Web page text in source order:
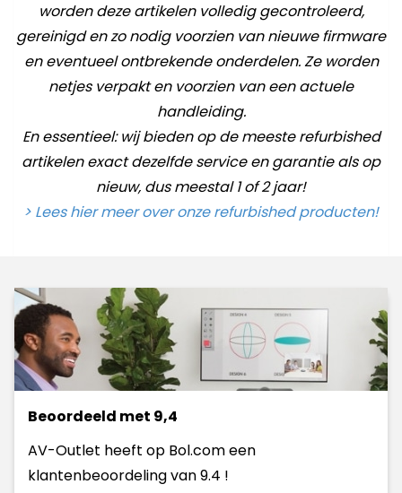
worden deze artikelen volledig gecontroleerd,
gereinigd en zo nodig voorzien van nieuwe firmware
en eventueel ontbrekende onderdelen. Ze worden
netjes verpakt en voorzien van een actuele
handleiding.
En essentieel: wij bieden op de meeste refurbished
artikelen exact dezelfde service en garantie als op
nieuw, dus meestal 1 of 2 jaar!
> Lees hier meer over onze refurbished producten!
Beoordeeld met 9,4
AV-Outlet heeft op Bol.com een
klantenbeoordeling van 9.4 !